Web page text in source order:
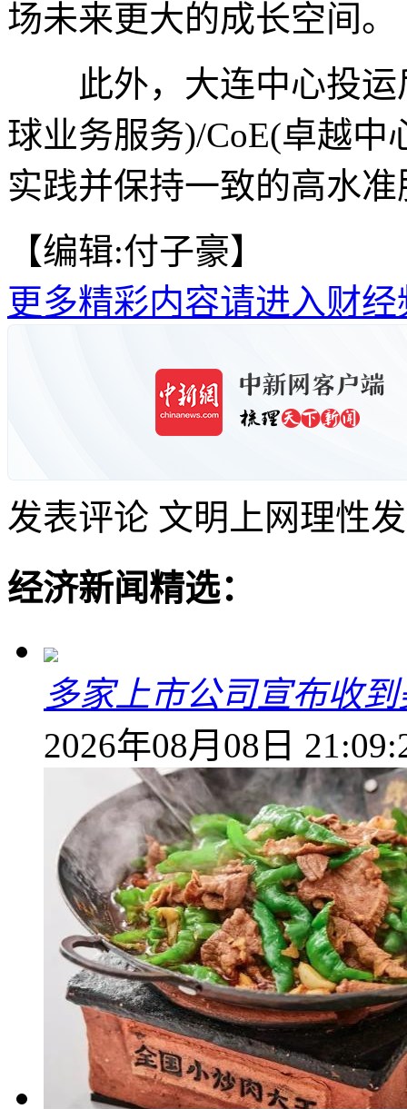
场未来更大的成长空间。
此外，大连中心投运
球业务服务)/CoE(卓越
实践并保持一致的高水
【编辑:付子豪】
更多精彩内容请进入财经
发表评论 文明上网理性
经济新闻精选：
多家上市公司宣布收
2026年08月08日